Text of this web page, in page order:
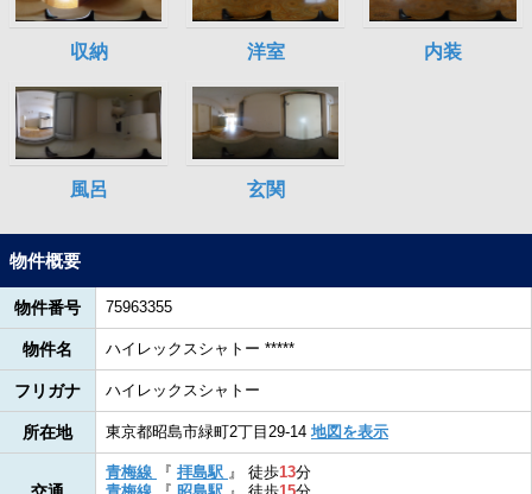
物件概要
物件番号 75963355
物件名 ハイレックスシャトー *****
フリガナ ハイレックスシャトー
所在地 東京都昭島市緑町2丁目29-14 地図を表示
青梅線 『 拝島駅 』 徒歩13分